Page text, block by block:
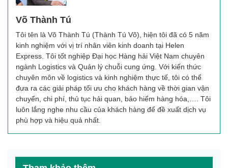
Võ Thành Tú
Tôi tên là Võ Thành Tú (Thành Tú Võ), hiện tôi đã có 5 năm
kinh nghiệm với vị trí nhân viên kinh doanh tại Helen
Express. Tôi tốt nghiệp Đại học Hàng hải Việt Nam chuyên
ngành Logistics và Quản lý chuỗi cung ứng. Với kiến thức
chuyên môn về logistics và kinh nghiệm thực tế, tôi có thể
đưa ra các giải pháp tối ưu cho khách hàng về thời gian vận
chuyển, chi phí, thủ tục hải quan, bảo hiểm hàng hóa,…. Tôi
luôn lắng nghe nhu cầu của khách hàng để đề xuất dịch vụ
phù hợp và hiệu quả nhất.